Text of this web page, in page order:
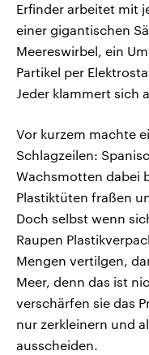
Erfinder arbeitet mit
einer gigantischen
Meereswirbel, ein
Partikel per
Jeder klammert sich
Vor kurzem machte
Schlagzeilen:
Wachsmotten dabei
Plastiktüten fraßen
Doch selbst wenn
Raupen
Mengen vertilgen,
Meer, denn das ist
verschärfen sie das
nur zerkleinern und
ausscheiden.